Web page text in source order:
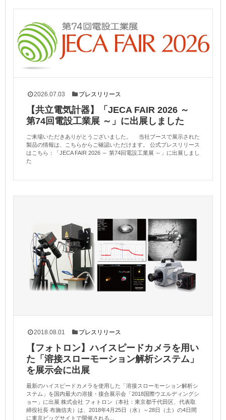
2026.07.03 プレスリリース
【共立電気計器】「JECA FAIR 2026 ～
第74回電設工業展 ～」に出展しました
ご来場いただきありがとうございました。 当社ブースで展示された
製品の情報は、こちらからご確認いただけます。 公式プレスリリース
はこちら：「JECA FAIR 2026 ～ 第74回電設工業展 ～」に出展しまし
た
2018.08.01 プレスリリース
【フォトロン】ハイスピードカメラを用い
た「溶接スローモーション解析システム」
を展示会に出展
最新のハイスピードカメラを使用した「溶接スローモーション解析シ
ステム」を国内最大の溶接・接合展示会「2018国際ウエルディングシ
ョー」に出展 株式会社 フォトロン（本社：東京都千代田区、代表取
締役社長 布施信夫）は、2018年4月25日（水）～28日（土）の4日間
に東京ビッグサイトで開催される...